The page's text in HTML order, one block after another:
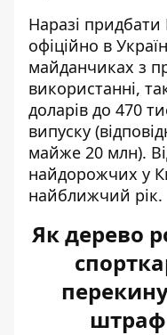
Наразі
офіційно в
майданчиках з
використанні,
доларів до 470
випуску
майже 20 млн).
найдорожчих у
найближчий рік.
Як дерево